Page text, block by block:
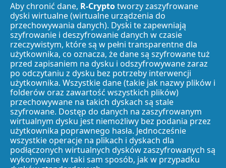
Aby chronić dane, R-Cryptotworzy zaszyfrowane
dyski wirtualne (wirtualne urządzenia do
przechowywania danych). Dyski te zapewniają
szyfrowanie i deszyfrowanie danych w czasie
rzeczywistym, które są w pełni transparentne dla
użytkownika, co oznacza, że dane są szyfrowane tuż
przed zapisaniem na dysku i odszyfrowywane zaraz
po odczytaniu z dysku bez potrzeby interwencji
użytkownika. Wszystkie dane (takie jak nazwy plików i
folderów oraz zawartość wszystkich plików)
przechowywane na takich dyskach są stale
szyfrowane. Dostęp do danych na zaszyfrowanym
wirtualnym dysku jest niemożliwy bez podania przez
użytkownika poprawnego hasła. Jednocześnie
wszystkie operacje na plikach i dyskach dla
podłączonych wirtualnych dysków zaszyfrowanych są
wykonywane w taki sam sposób, jak w przypadku